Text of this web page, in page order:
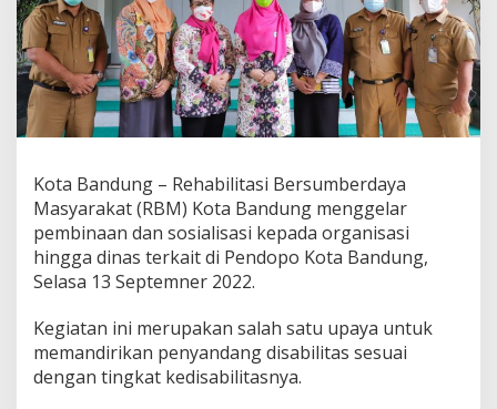
a
s
i
d
a
n
m
b
e
r
d
a
a
a
n
,
Kota Bandung – Rehabilitasi Bersumberdaya
Masyarakat (RBM) Kota Bandung menggelar
pembinaan dan sosialisasi kepada organisasi
hingga dinas terkait di Pendopo Kota Bandung,
Selasa 13 Septemner 2022.
Kegiatan ini merupakan salah satu upaya untuk
memandirikan penyandang disabilitas sesuai
dengan tingkat kedisabilitasnya.